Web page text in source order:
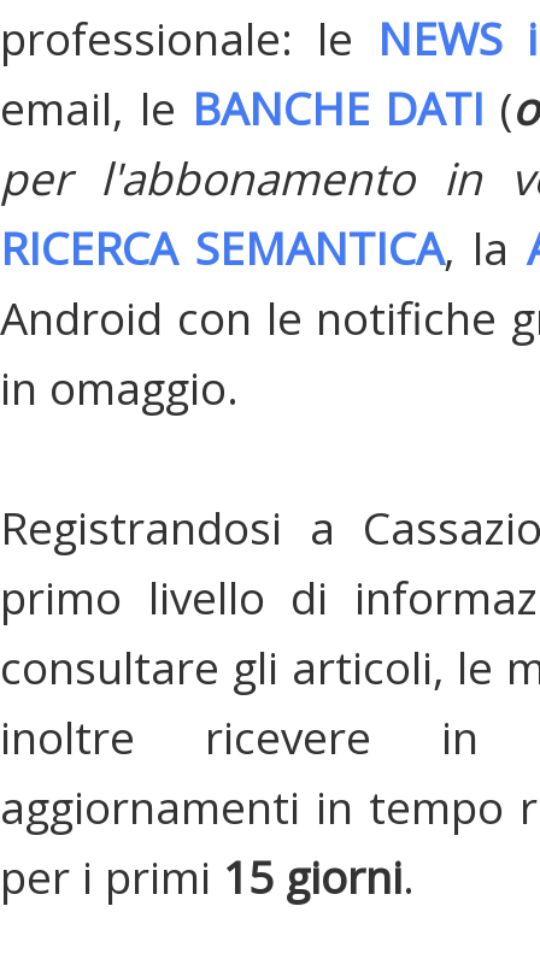
professionale: le
email, le BANCHE DATI (
per l'abbonamento in
RICERCA SEMANTICA, la
Android con le notifiche
in omaggio.
Registrandosi a
primo livello di
consultare gli articoli, le
inoltre ricevere in
aggiornamenti in tempo
per i primi 15 giorni.